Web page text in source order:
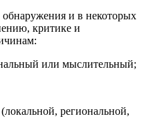
и в некоторых
критике и
или мыслительный;
региональной,